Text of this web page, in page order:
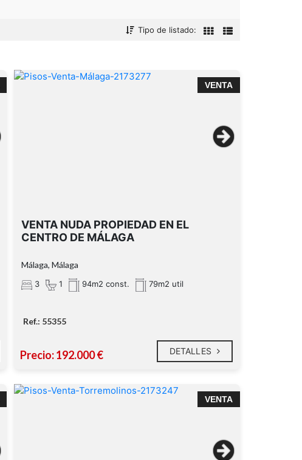
Tipo de listado:
VENTA
VENTA NUDA PROPIEDAD EN EL
CENTRO DE MÁLAGA
Málaga, Málaga
3 1 94m2 const. 79m2 util
Ref.: 55355
Precio: 192.000 € DETALLES
VENTA